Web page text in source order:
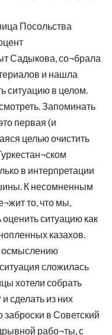
Посольства
Садыкова, со¬брала
и нашла
ситуацию в целом.
Запоминать
первая (и
целью очистить
в интерпретации
К несомненным
то, что мы,
ситуацию как
казахов.
осмыслению
сложилась
хотели собрать
сделать из них
заброски в Советский
рабо¬ты, с